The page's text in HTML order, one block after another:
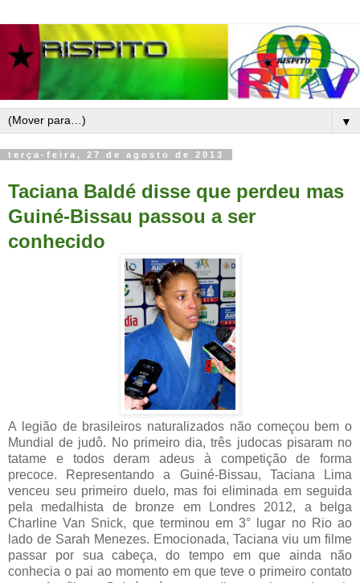
▼
terça-feira, 27 de agosto de 2013
Taciana Baldé disse que perdeu mas
Guiné-Bissau passou a ser
conhecido
A legião de brasileiros naturalizados não começou bem o
Mundial de judô. No primeiro dia, três judocas pisaram no
tatame e todos deram adeus à competição de forma
precoce. Representando a Guiné-Bissau, Taciana Lima
venceu seu primeiro duelo, mas foi eliminada em seguida
pela medalhista de bronze em Londres 2012, a belga
Charline Van Snick, que terminou em 3° lugar no Rio ao
lado de Sarah Menezes. Emocionada, Taciana viu um filme
passar por sua cabeça, do tempo em que ainda não
conhecia o pai ao momento em que teve o primeiro contato